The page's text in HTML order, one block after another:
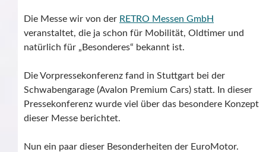
Die Messe wir von der RETRO Messen GmbH
veranstaltet, die ja schon für Mobilität, Oldtimer und
natürlich für „Besonderes“ bekannt ist.
Die Vorpressekonferenz fand in Stuttgart bei der
Schwabengarage (Avalon Premium Cars) statt. In dieser
Pressekonferenz wurde viel über das besondere Konzept
dieser Messe berichtet.
Nun ein paar dieser Besonderheiten der EuroMotor.